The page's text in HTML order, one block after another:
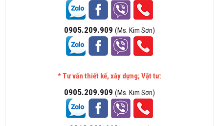
0905.209.909 (Ms. Kim Sơn)
* Tư vấn thiết kế, xây dựng; Vật tư:
0905.209.909 (Ms. Kim Sơn)